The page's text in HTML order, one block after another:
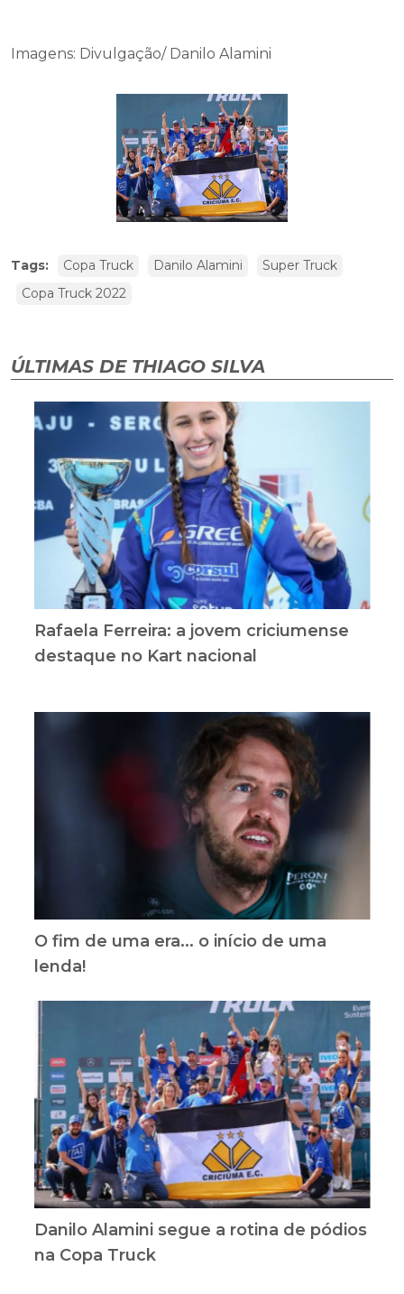
Imagens: Divulgação/ Danilo Alamini
Tags: Copa Truck Danilo Alamini
Super Truck
Copa Truck 2022
ÚLTIMAS DE THIAGO SILVA
Rafaela Ferreira: a jovem criciumense
destaque no Kart nacional
O fim de uma era... o início de uma
lenda!
Danilo Alamini segue a rotina de pódios
na Copa Truck